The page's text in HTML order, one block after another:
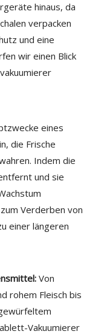
hinaus, da
verpacken
und eine
wir einen Blick
eines
die Frische
Indem die
und sie
Verderben von
einer längeren
Von
rohem Fleisch bis
Vakuumierer